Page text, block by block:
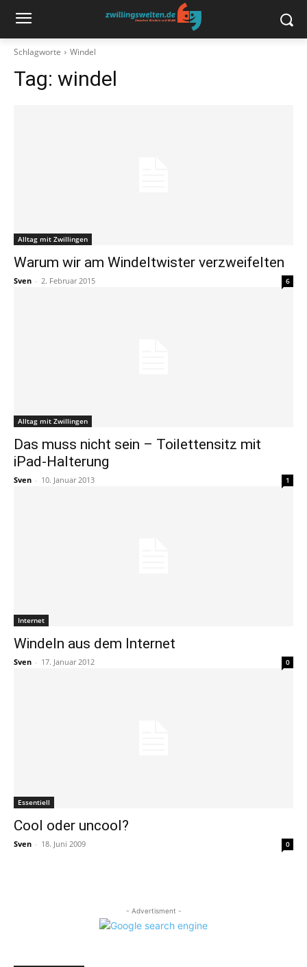
Schlagworte Windel
Tag: windel
Alltag mit Zwillingen
Warum wir am Windeltwister verzweifelten
Sven - 2. Februar 2015 6
Alltag mit Zwillingen
Das muss nicht sein – Toilettensitz mit
iPad-Halterung
Sven - 10. Januar 2013 1
Internet
Windeln aus dem Internet
Sven - 17. Januar 2012 0
Essentiell
Cool oder uncool?
Sven - 18. Juni 2009 0
- Advertisment -